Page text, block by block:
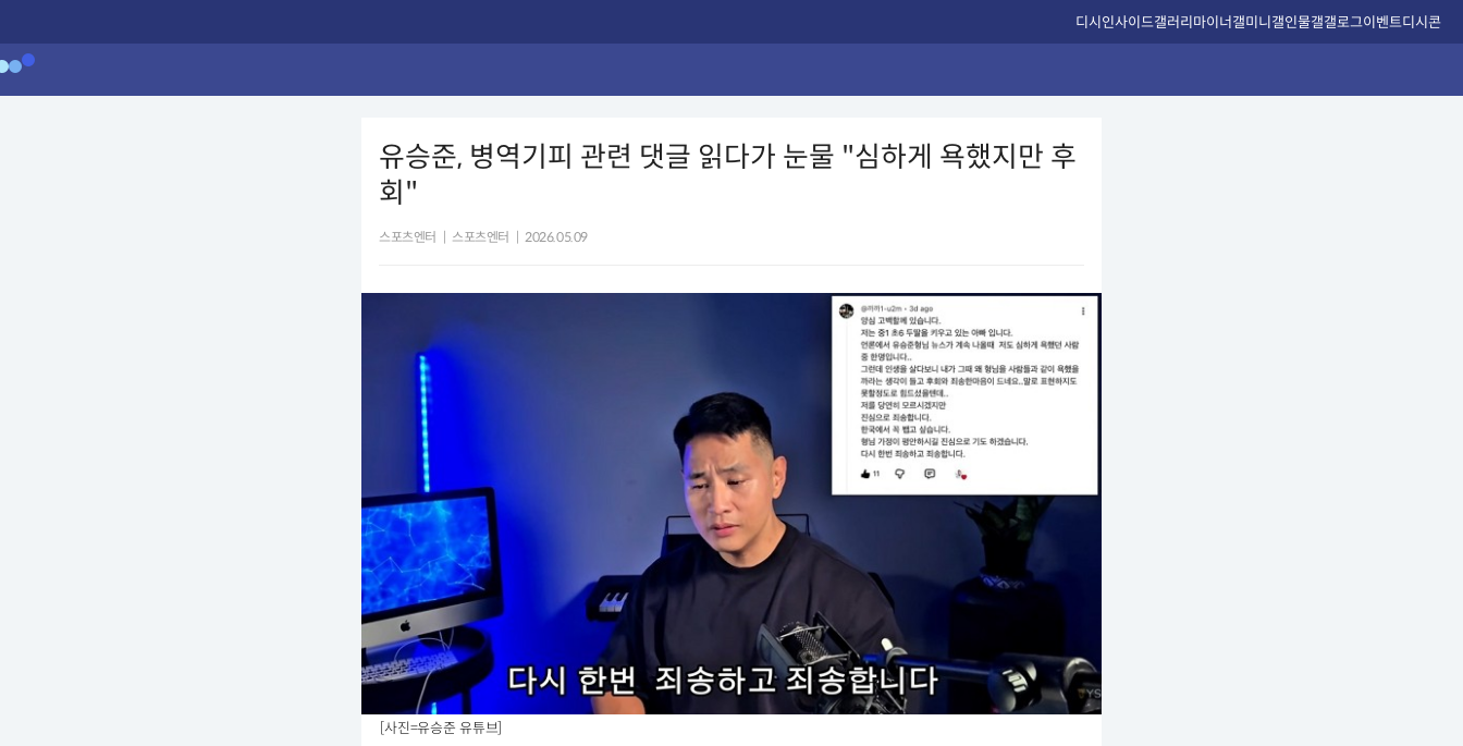
디시인사이드갤러리마이너갤미니갤인물갤갤로그이벤트디시콘
유승준, 병역기피 관련 댓글 읽다가 눈물 "심하게 욕했지만 후
회"
스포츠엔터 스포츠엔터 2026.05.09
[사진=유승준 유튜브]